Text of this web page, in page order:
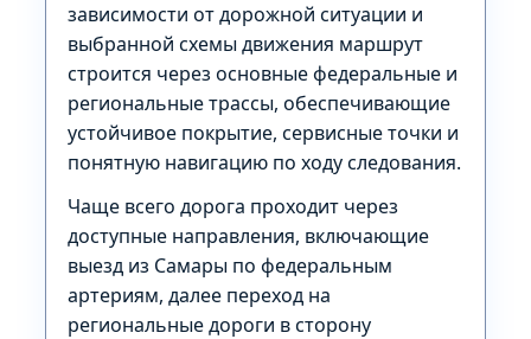
зависимости от дорожной ситуации и
выбранной схемы движения маршрут
строится через основные федеральные и
региональные трассы, обеспечивающие
устойчивое покрытие, сервисные точки и
понятную навигацию по ходу следования.
Чаще всего дорога проходит через
доступные направления, включающие
выезд из Самары по федеральным
артериям, далее переход на
региональные дороги в сторону